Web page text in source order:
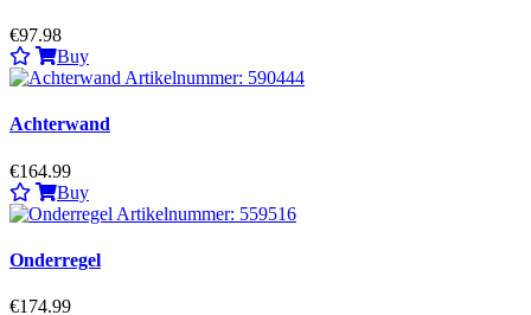
€97.98
Buy
Achterwand
€164.99
Buy
Onderregel
€174.99